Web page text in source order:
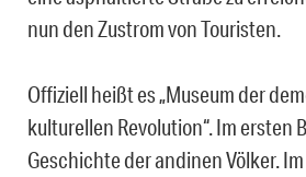
nun den Zustrom von Touristen.
Offiziell heißt es „Museum der
kulturellen Revolution“. Im ersten
Geschichte der andinen Völker.